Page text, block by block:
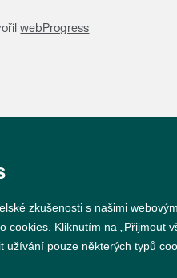
webProgress
zkušenosti s našimi
cookies . Kliknutím na „Přijmout
pouze některých typů